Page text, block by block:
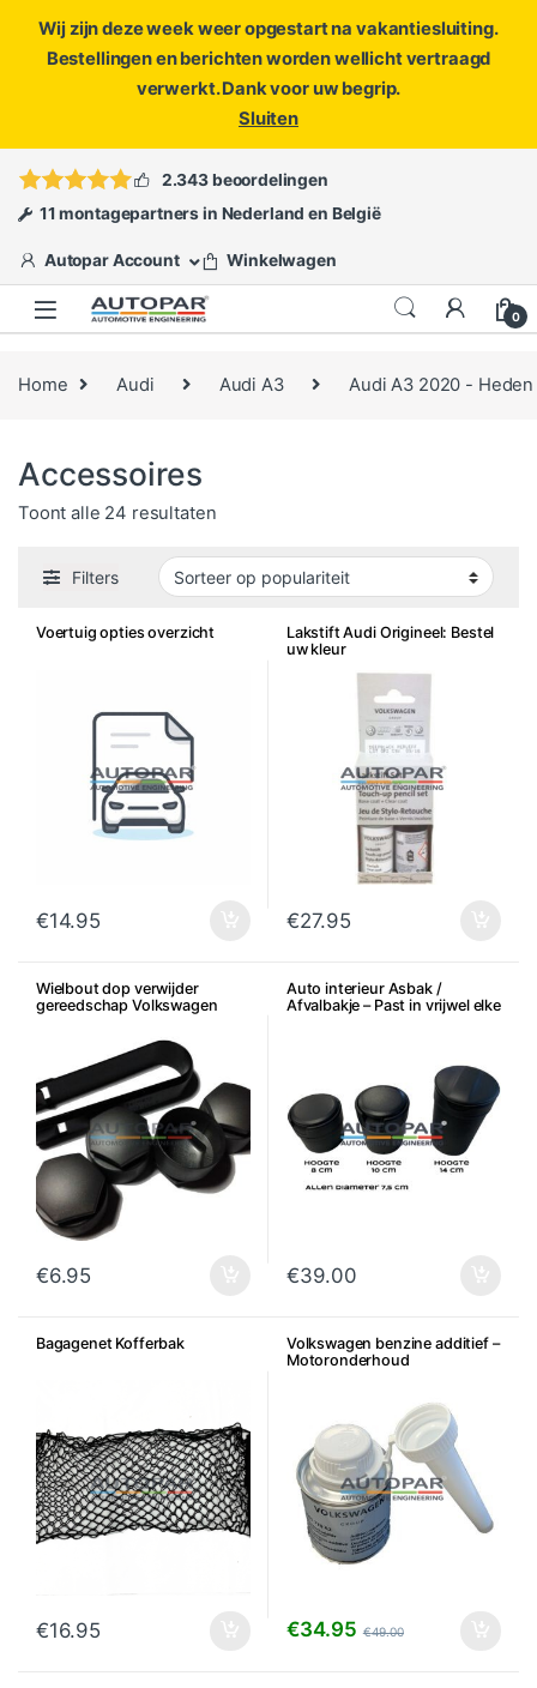
Wij zijn deze week weer opgestart na vakantiesluiting.
Bestellingen en berichten worden wellicht vertraagd
verwerkt. Dank voor uw begrip.
Sluiten
ofopen een ticket
2.343 beoordelingen
11 montagepartners in Nederland en België
Autopar Account Winkelwagen
0
Home Audi Audi A3 Audi A3 2020 - Heden
Accessoires
Toont alle 24 resultatenGesorteerd op populariteit
Filters
Voertuig opties overzicht
€14.95
Lakstift Audi Origineel: Bestel
uw kleur
€27.95
Wielbout dop verwijder
gereedschap Volkswagen
€6.95
Auto interieur Asbak /
Afvalbakje – Past in vrijwel elke
€39.00
Bagagenet Kofferbak
€16.95
Volkswagen benzine additief –
Motoronderhoud
€34.95 €49.00